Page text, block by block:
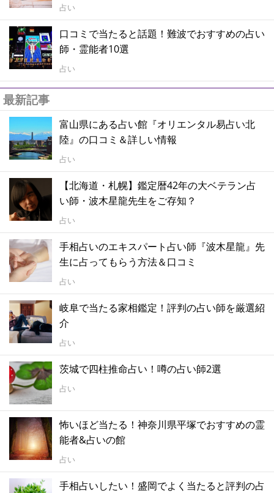
占い
口コミで当たると話題！難波でおすすめの占い
師・霊能者10選
占い
最新記事
富山県にある占い館『オリエンタル易占い北
陸』の口コミ＆詳しい情報
占い
【北海道・札幌】鑑定暦42年の大ベテラン占
い師・波木星龍先生をご存知？
占い
手相占いのエキスパート占い師『波木星龍』先
生に占ってもらう方法＆口コミ
占い
岐阜で当たる家相鑑定！評判の占い師を厳選紹
介
占い
茨城で四柱推命占い！噂の占い師2選
占い
怖いほど当たる！神奈川県平塚でおすすめの霊
能者&占いの館
占い
手相占いしたい！盛岡でよく当たると評判の占